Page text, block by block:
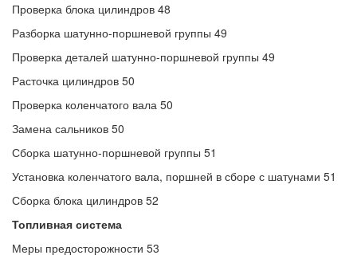
Проверка блока цилиндров 48
Разборка шатунно-поршневой группы 49
Проверка деталей шатунно-поршневой группы 49
Расточка цилиндров 50
Проверка коленчатого вала 50
Замена сальников 50
Сборка шатунно-поршневой группы 51
Установка коленчатого вала, поршней в сборе с шатунами 51
Сборка блока цилиндров 52
Топливная система
Меры предосторожности 53